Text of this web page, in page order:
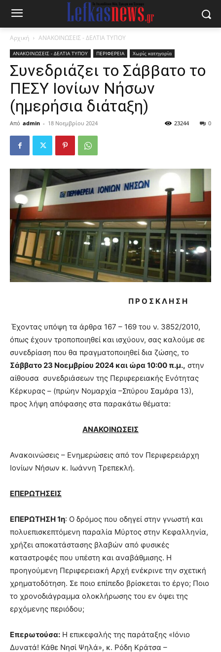
Αρχική ΑΝΑΚΟΙΝΩΣΕΙΣ - ΔΕΛΤΙΑ ΤΥΠΟΥ
ΑΝΑΚΟΙΝΩΣΕΙΣ - ΔΕΛΤΙΑ ΤΥΠΟΥ ΠΕΡΙΦΕΡΕΙΑ Χωρίς κατηγορία
Συνεδριάζει το Σάββατο το
ΠΕΣΥ Ιονίων Νήσων
(ημερήσια διάταξη)
Από admin - 18 Νοεμβρίου 2024 0
23244
Π Ρ Ο Σ Κ Λ Η Σ Η
Έχοντας υπόψη τα άρθρα 167 – 169 του ν. 3852/2010,
όπως έχουν τροποποιηθεί και ισχύουν, σας καλούμε σε
συνεδρίαση που θα πραγματοποιηθεί δια ζώσης, το
Σάββατο 23 Νοεμβρίου 2024 και ώρα 10:00 π.μ., στην
αίθουσα συνεδριάσεων της Περιφερειακής Ενότητας
Κέρκυρας – (πρώην Νομαρχία –Σπύρου Σαμάρα 13),
προς λήψη απόφασης στα παρακάτω θέματα:
ΑΝΑΚΟΙΝΩΣΕΙΣ
Ανακοινώσεις – Ενημερώσεις από τον Περιφερειάρχη
Ιονίων Νήσων κ. Ιωάννη Τρεπεκλή.
ΕΠΕΡΩΤΗΣΕΙΣ
ΕΠΕΡΩΤΗΣΗ 1η: Ο δρόμος που οδηγεί στην γνωστή και
πολυεπισκεπτόμενη παραλία Μύρτος στην Κεφαλληνία,
χρήζει αποκατάστασης βλαβών από φυσικές
καταστροφές που υπέστη και αναβάθμισης. Η
προηγούμενη Περιφερειακή Αρχή ενέκρινε την σχετική
χρηματοδότηση. Σε ποιο επίπεδο βρίσκεται το έργο; Ποιο
το χρονοδιάγραμμα ολοκλήρωσης του εν όψει της
ερχόμενης περιόδου;
Επερωτούσα: Η επικεφαλής της παράταξης «Ιόνιο
Δυνατά! Κάθε Νησί Ψηλά», κ. Ρόδη Κράτσα –